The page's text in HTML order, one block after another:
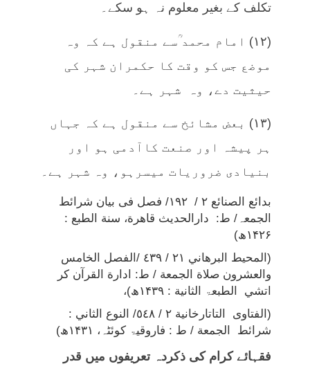
تکلف کے بغیر معلوم نہ ہو سکے۔
(۱۲) امام محمد ؒسے منقول ہے کہ وہ
موضع جس کو وقت کا حکمران شہر کی
حیثیت دے، وہ شہر ہے۔
(۱۳) بعض مشائخ سے منقول ہے کہ جہاں
ہر پیشہ اور صنعت کاآدمی ہو اور
بنیادی ضروریات میسرہو، وہ شہر ہے۔
بدائع الصنائع ۲ / ۱۹۲/ فصل فی بيان شرائط
الجمعہ/ ط: دارالحدیث قاهرة، سنة الطبع :
۱۴۲۶ھ)
(المحيط البرهاني ٢١ / ٤٣٩ /الفصل الخامس
والعشرون صلاة الجمعة / ط: ادارة القرآن كر
اتشي الطبعۃ الثانية : ۱۴۳۹ھ)،
(الفتاوی التاتارخانية ۲ / ٥٤٨/ النوع الثاني :
شرائط الجمعة / ط : فاروقیۃ کوئٹہ، ۱۴۳۱ھ)
فقہائے کرام کی ذکردہ تعریفوں میں قدر